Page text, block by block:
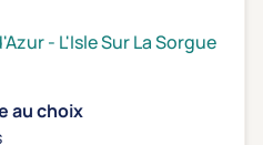
- L'Isle Sur La Sorgue
au choix